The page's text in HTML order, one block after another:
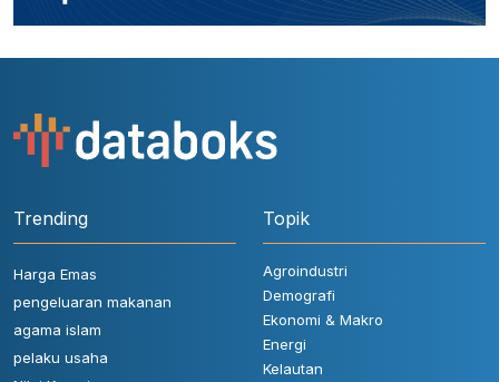
Trending
Harga Emas
pengeluaran makanan
agama islam
pelaku usaha
Topik
Agroindustri
Demografi
Ekonomi & Makro
Energi
Kelautan